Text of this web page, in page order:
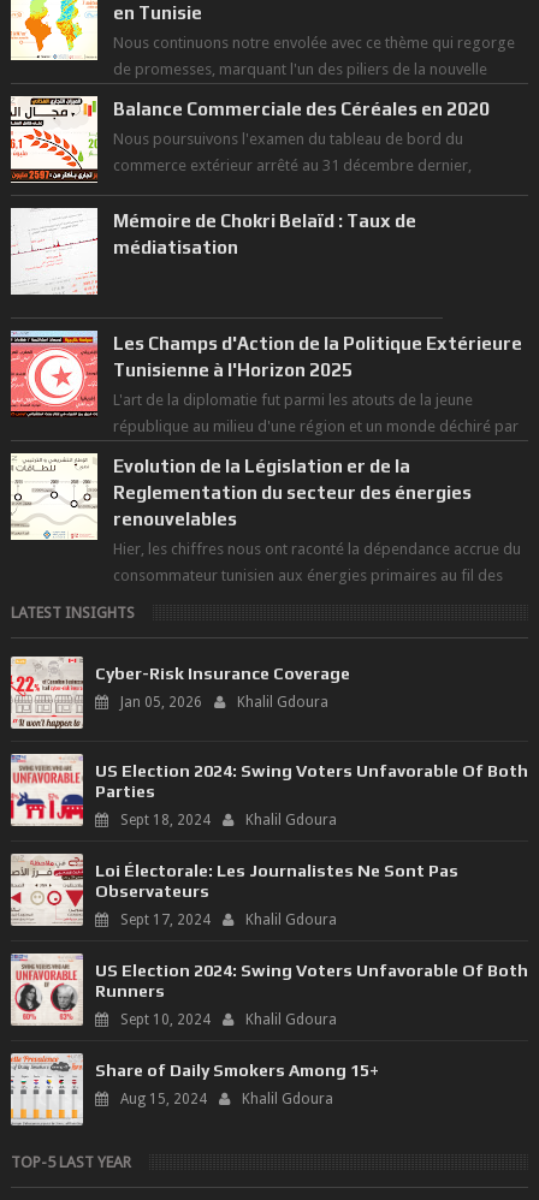
en Tunisie
Nous continuons notre envolée avec ce thème qui regorge
de promesses, marquant l'un des piliers de la nouvelle
Balance Commerciale des Céréales en 2020
Nous poursuivons l'examen du tableau de bord du
commerce extérieur arrêté au 31 décembre dernier,
rendant compte de nos prouesses et man...
Mémoire de Chokri Belaïd : Taux de
médiatisation
Les Champs d'Action de la Politique Extérieure
Tunisienne à l'Horizon 2025
L'art de la diplomatie fut parmi les atouts de la jeune
république au milieu d'une région et un monde déchiré par
Evolution de la Législation er de la
Reglementation du secteur des énergies
renouvelables
Hier, les chiffres nous ont raconté la dépendance accrue du
consommateur tunisien aux énergies primaires au fil des
dernières décennies ( ...
LATEST INSIGHTS
Cyber-Risk Insurance Coverage
Jan 05, 2026 Khalil Gdoura
US Election 2024: Swing Voters Unfavorable Of Both
Parties
Sept 18, 2024 Khalil Gdoura
Loi Électorale: Les Journalistes Ne Sont Pas
Observateurs
Sept 17, 2024 Khalil Gdoura
US Election 2024: Swing Voters Unfavorable Of Both
Runners
Sept 10, 2024 Khalil Gdoura
Share of Daily Smokers Among 15+
Aug 15, 2024 Khalil Gdoura
TOP-5 LAST YEAR